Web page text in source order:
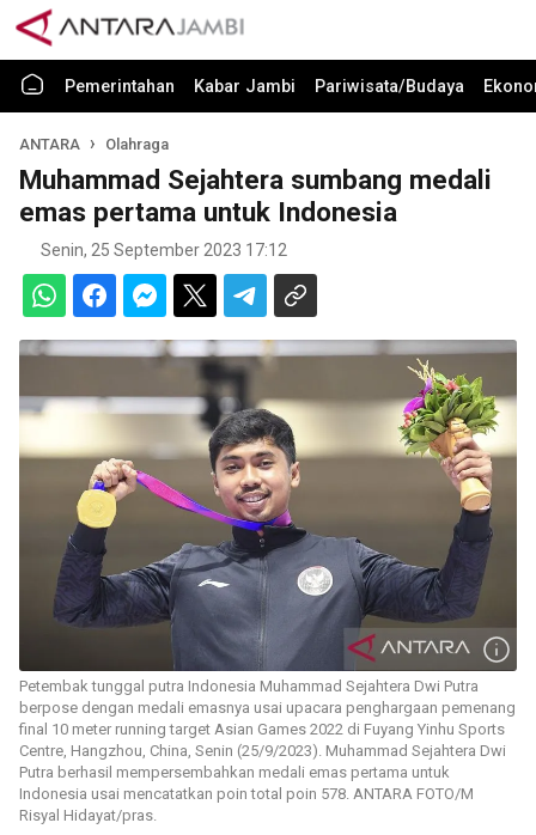
Pemerintahan Kabar Jambi Pariwisata/Budaya
ANTARA Olahraga
Muhammad Sejahtera sumbang medali
emas pertama untuk Indonesia
Senin, 25 September 2023 17:12
Petembak tunggal putra Indonesia Muhammad Sejahtera Dwi Putra
berpose dengan medali emasnya usai upacara penghargaan pemenang
final 10 meter running target Asian Games 2022 di Fuyang Yinhu Sports
Centre, Hangzhou, China, Senin (25/9/2023). Muhammad Sejahtera Dwi
Putra berhasil mempersembahkan medali emas pertama untuk
Indonesia usai mencatatkan poin total poin 578. ANTARA FOTO/M
Risyal Hidayat/pras.